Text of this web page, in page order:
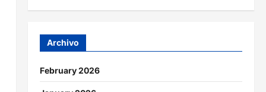
Archivo
February 2026